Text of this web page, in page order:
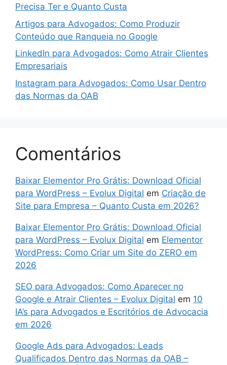
Precisa Ter e Quanto Custa
Artigos para Advogados: Como Produzir
Conteúdo que Ranqueia no Google
LinkedIn para Advogados: Como Atrair Clientes
Empresariais
Instagram para Advogados: Como Usar Dentro
das Normas da OAB
Comentários
Baixar Elementor Pro Grátis: Download Oficial
para WordPress – Evolux Digital em Criação de
Site para Empresa – Quanto Custa em 2026?
Baixar Elementor Pro Grátis: Download Oficial
para WordPress – Evolux Digital em Elementor
WordPress: Como Criar um Site do ZERO em
2026
SEO para Advogados: Como Aparecer no
Google e Atrair Clientes – Evolux Digital em 10
IA’s para Advogados e Escritórios de Advocacia
em 2026
Google Ads para Advogados: Leads
Qualificados Dentro das Normas da OAB –